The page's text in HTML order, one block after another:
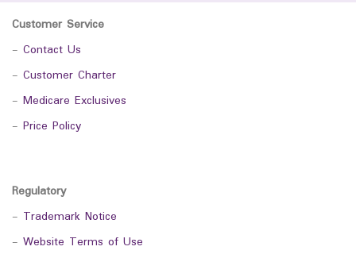
Customer Service
- Contact Us
- Customer Charter
- Medicare Exclusives
- Price Policy
Regulatory
- Trademark Notice
- Website Terms of Use